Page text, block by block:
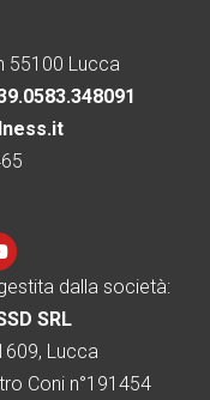
55100 Lucca
dalla società:
SRL
Lucca
Coni n°191454